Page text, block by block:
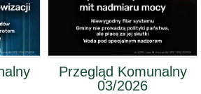
Przegląd Komunalny
03/2026